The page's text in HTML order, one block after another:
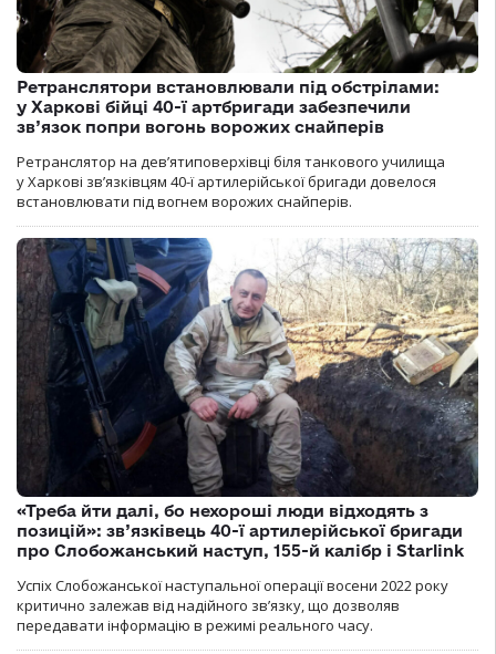
Ретранслятори встановлювали під обстрілами:
у Харкові бійці 40-ї артбригади забезпечили
зв’язок попри вогонь ворожих снайперів
Ретранслятор на дев’ятиповерхівці біля танкового училища
у Харкові зв’язківцям 40-ї артилерійської бригади довелося
встановлювати під вогнем ворожих снайперів.
«Треба йти далі, бо нехороші люди відходять з
позицій»: зв’язківець 40-ї артилерійської бригади
про Слобожанський наступ, 155-й калібр і Starlink
Успіх Слобожанської наступальної операції восени 2022 року
критично залежав від надійного зв’язку, що дозволяв
передавати інформацію в режимі реального часу.